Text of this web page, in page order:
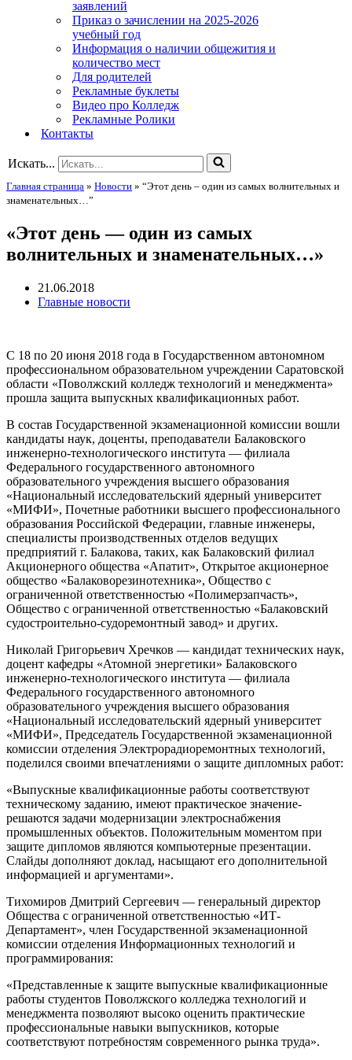
заявлений
Приказ о зачислении на 2025-2026
учебный год
Информация о наличии общежития и
количество мест
Для родителей
Рекламные буклеты
Видео про Колледж
Рекламные Ролики
Контакты
Искать...
Главная страница » Новости » “Этот день – один из самых волнительных и
знаменательных…”
«Этот день — один из самых
волнительных и знаменательных…»
21.06.2018
Главные новости
С 18 по 20 июня 2018 года в Государственном автономном
профессиональном образовательном учреждении Саратовской
области «Поволжский колледж технологий и менеджмента»
прошла защита выпускных квалификационных работ.
В состав Государственной экзаменационной комиссии вошли
кандидаты наук, доценты, преподаватели Балаковского
инженерно-технологического института — филиала
Федерального государственного автономного
образовательного учреждения высшего образования
«Национальный исследовательский ядерный университет
«МИФИ», Почетные работники высшего профессионального
образования Российской Федерации, главные инженеры,
специалисты производственных отделов ведущих
предприятий г. Балакова, таких, как Балаковский филиал
Акционерного общества «Апатит», Открытое акционерное
общество «Балаковорезинотехника», Общество с
ограниченной ответственностью «Полимерзапчасть»,
Общество с ограниченной ответственностью «Балаковский
судостроительно-судоремонтный завод» и других.
Николай Григорьевич Хречков — кандидат технических наук,
доцент кафедры «Атомной энергетики» Балаковского
инженерно-технологического института — филиала
Федерального государственного автономного
образовательного учреждения высшего образования
«Национальный исследовательский ядерный университет
«МИФИ», Председатель Государственной экзаменационной
комиссии отделения Электрорадиоремонтных технологий,
поделился своими впечатлениями о защите дипломных работ:
«Выпускные квалификационные работы соответствуют
техническому заданию, имеют практическое значение-
решаются задачи модернизации электроснабжения
промышленных объектов. Положительным моментом при
защите дипломов являются компьютерные презентации.
Слайды дополняют доклад, насыщают его дополнительной
информацией и аргументами».
Тихомиров Дмитрий Сергеевич — генеральный директор
Общества с ограниченной ответственностью «ИТ-
Департамент», член Государственной экзаменационной
комиссии отделения Информационных технологий и
программирования:
«Представленные к защите выпускные квалификационные
работы студентов Поволжского колледжа технологий и
менеджмента позволяют высоко оценить практические
профессиональные навыки выпускников, которые
соответствуют потребностям современного рынка труда».